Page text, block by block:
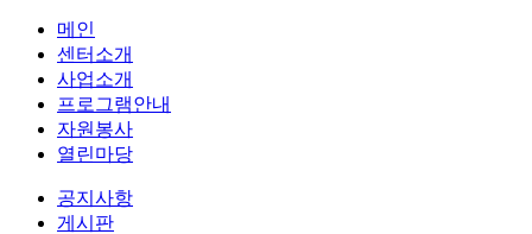
메인
센터소개
사업소개
프로그램안내
자원봉사
열린마당
공지사항
게시판